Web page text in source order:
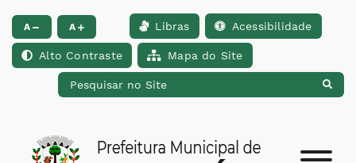
Ir para o conteúdo [alt+1] Ir para o menu [alt+2] Ir para a busca
A A Libras Acessibilidade
Alto Contraste Mapa do Site